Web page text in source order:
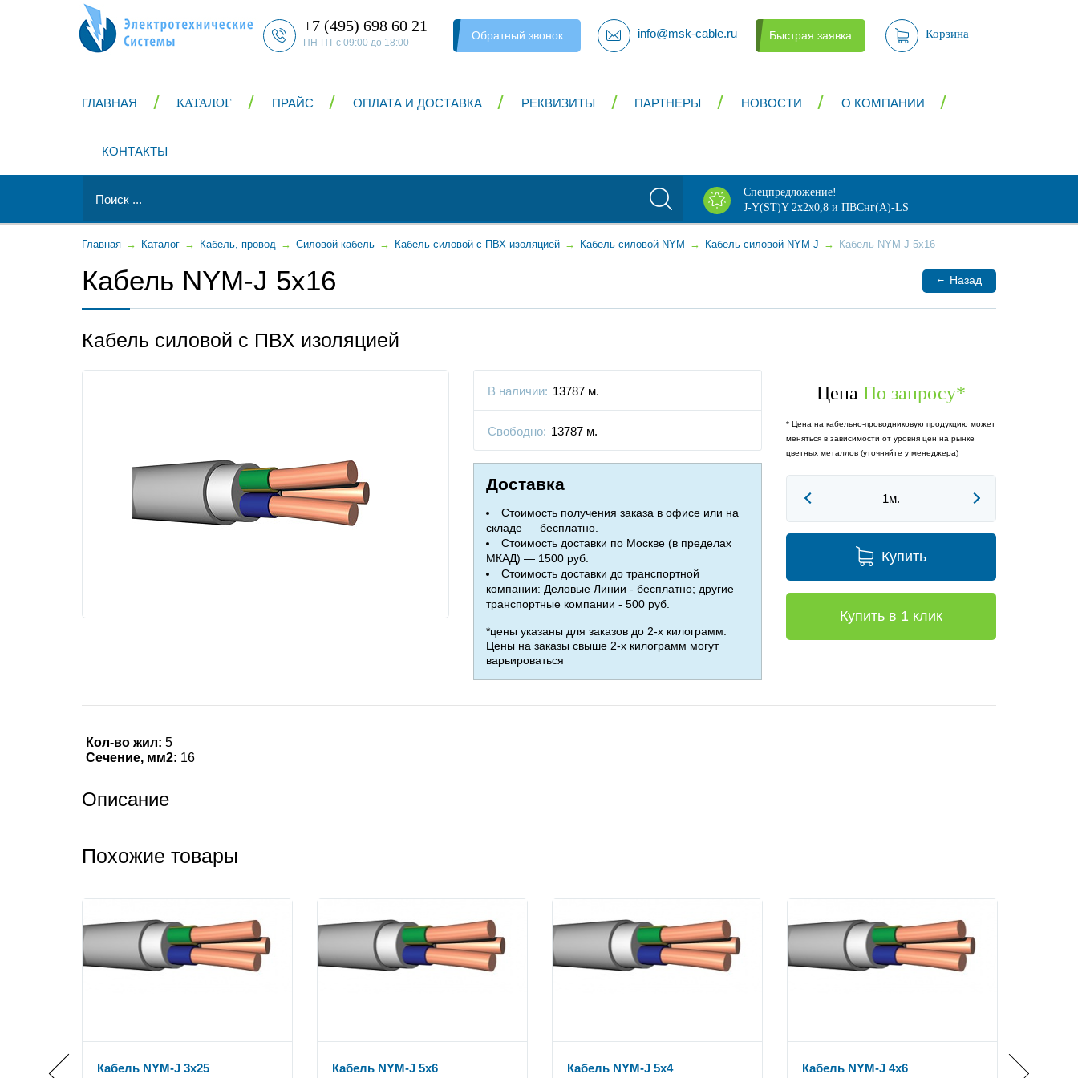
+7 (495) 698 60 21
ПН-ПТ с 09:00 до 18:00
Обратный звонок info@msk-cable.ru Быстрая заявка Корзина
ГЛАВНАЯ КАТАЛОГ ПРАЙС ОПЛАТА И ДОСТАВКА РЕКВИЗИТЫ ПАРТНЕРЫ НОВОСТИ О КОМПАНИИ
КОНТАКТЫ
Спецпредложение!
J-Y(ST)Y 2х2х0,8 и ПВСнг(А)-LS
Главная → Каталог → Кабель, провод → Силовой кабель → Кабель силовой с ПВХ изоляцией → Кабель силовой NYM → Кабель силовой NYM-J → Кабель NYM-J 5x16
Кабель NYM-J 5x16 ← Назад
Кабель силовой с ПВХ изоляцией
В наличии: 13787 м.
Свободно: 13787 м.
Доставка
Стоимость получения заказа в офисе или на
складе — бесплатно.
Стоимость доставки по Москве (в пределах
МКАД) — 1500 руб.
Стоимость доставки до транспортной
компании: Деловые Линии - бесплатно; другие
транспортные компании - 500 руб.
*цены указаны для заказов до 2-х килограмм.
Цены на заказы свыше 2-х килограмм могут
варьироваться
Цена По запросу*
* Цена на кабельно-проводниковую продукцию может
меняться в зависимости от уровня цен на рынке
цветных металлов (уточняйте у менеджера)
Купить
Купить в 1 клик
Кол-во жил: 5
Сечение, мм2: 16
Описание
Похожие товары
Кабель NYM-J 3x25 Кабель NYM-J 5x6 Кабель NYM-J 5x4 Кабель NYM-J 4x6